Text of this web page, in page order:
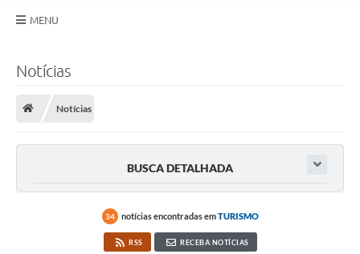
MENU
Notícias
Notícias
BUSCA DETALHADA
34 notícias encontradas emTURISMO
RSS RECEBA NOTÍCIAS